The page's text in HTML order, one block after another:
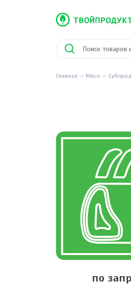
Главная Мясо
по